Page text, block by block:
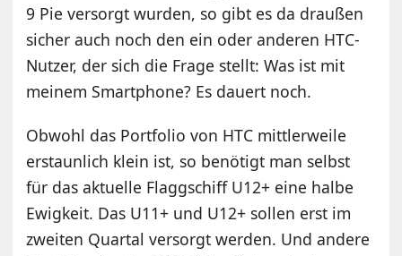
9 Pie versorgt wurden, so gibt es da draußen
sicher auch noch den ein oder anderen HTC-
Nutzer, der sich die Frage stellt: Was ist mit
meinem Smartphone? Es dauert noch.
Obwohl das Portfolio von HTC mittlerweile
erstaunlich klein ist, so benötigt man selbst
für das aktuelle Flaggschiff U12+ eine halbe
Ewigkeit. Das U11+ und U12+ sollen erst im
zweiten Quartal versorgt werden. Und andere